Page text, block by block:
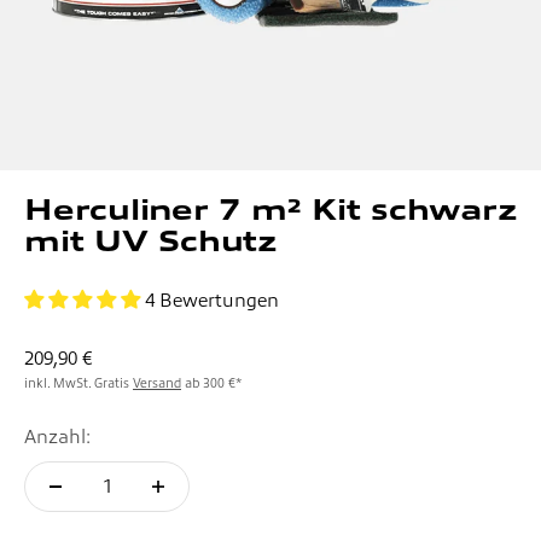
Herculiner 7 m² Kit schwarz
mit UV Schutz
4 Bewertungen
Angebot
209,90 €
inkl. MwSt. Gratis Versand ab 300 €*
Anzahl: